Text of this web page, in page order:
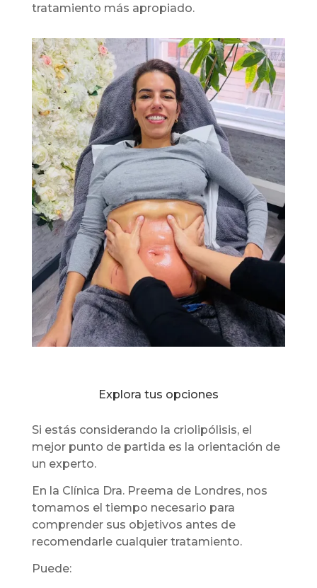
tratamiento más apropiado.
Explora tus opciones
Si estás considerando la criolipólisis, el
mejor punto de partida es la orientación de
un experto.
En la Clínica Dra. Preema de Londres, nos
tomamos el tiempo necesario para
comprender sus objetivos antes de
recomendarle cualquier tratamiento.
Puede: